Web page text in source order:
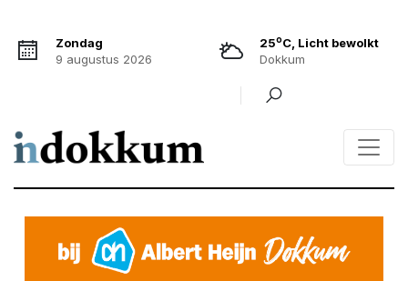
Zondag
9 augustus 2026
25oC, Licht bewolkt
Dokkum